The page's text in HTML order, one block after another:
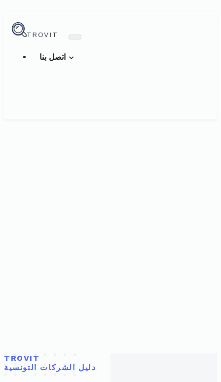
TROVIT
TROVIT
دليل الشركات التونسية